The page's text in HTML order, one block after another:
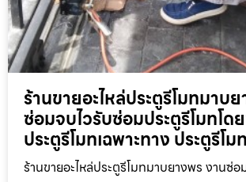
ร้านขายอะไหล่ประตูรีโมทมาบ
ซ่อมจบไวรับซ่อมประตูรีโมทโด
ประตูรีโมทเฉพาะทาง ประตูรีโ
ร้านขายอะไหล่ประตูรีโมทมาบยางพร งานซ่อ